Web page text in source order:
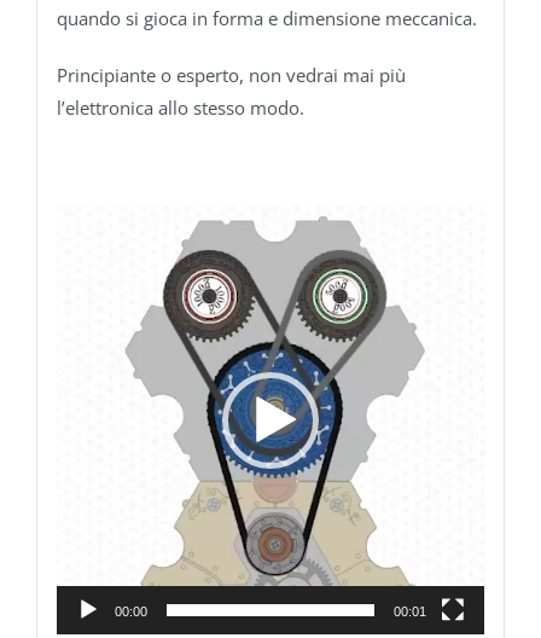
quando si gioca in forma e dimensione meccanica.
Principiante o esperto, non vedrai mai più
l’elettronica allo stesso modo.
00:00 00:01